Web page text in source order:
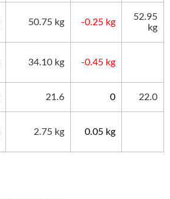
50.75 kg -0.25 kg
52.95
kg
34.10 kg -0.45 kg
21.6 0 22.0
2.75 kg 0.05 kg